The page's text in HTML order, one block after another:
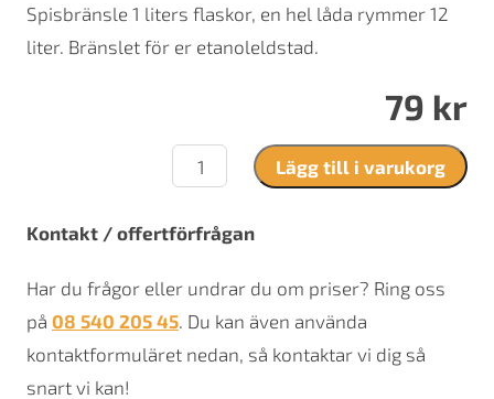
Spisbränsle 1 liters flaskor, en hel låda rymmer 12
liter. Bränslet för er etanoleldstad.
79 kr
Spisbränsle
Lägg till i varukorg
Kontakt / offertförfrågan
Har du frågor eller undrar du om priser? Ring oss
på 08 540 205 45. Du kan även använda
kontaktformuläret nedan, så kontaktar vi dig så
snart vi kan!